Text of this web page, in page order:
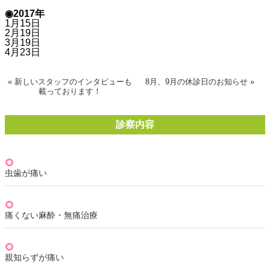
◉2017年
1月15日
2月19日
3月19日
4月23日
« 新しいスタッフのインタビューも
載っております！
8月、9月の休診日のお知らせ »
診察内容
虫歯が痛い
痛くない麻酔・無痛治療
親知らずが痛い